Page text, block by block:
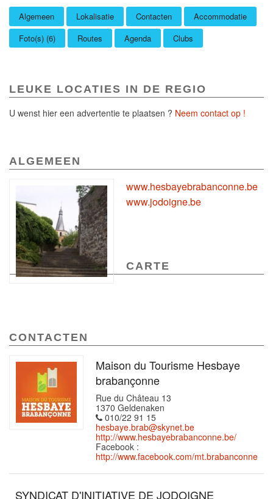
Algemeen Lokalisatie Contacten
Accommodatie
Foto(s) (6)
Routes Agenda Clubs
LEUKE LOCATIES IN DE REGIO
U wenst hier een advertentie te plaatsen ? Neem contact op !
ALGEMEEN
www.hesbayebrabanconne.be
www.jodoigne.be
CARTE
CONTACTEN
Maison du Tourisme Hesbaye
brabançonne
Rue du Château 13
1370 Geldenaken
010/22 91 15
hesbaye.brab@skynet.be
http://www.hesbayebrabanconne.be/
Facebook :
http://www.facebook.com/mt.brabanconne
SYNDICAT D'INITIATIVE DE JODOIGNE